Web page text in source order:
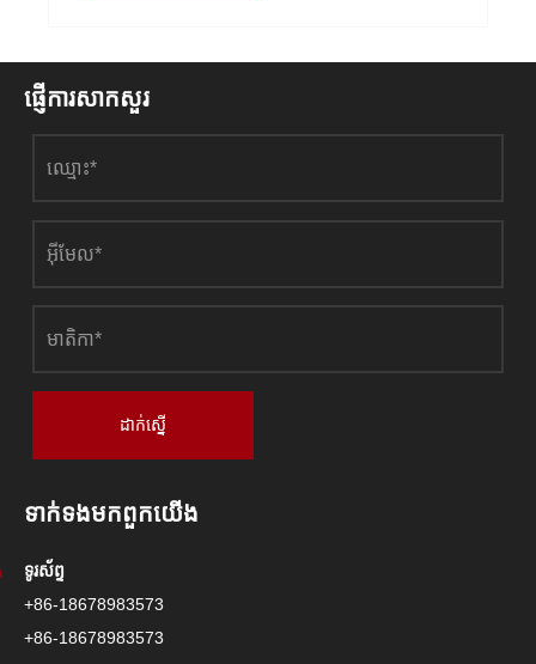
ផ្ញើការសាកសួរ
ដាក់ស្នើ
ទាក់ទង​មក​ពួក​យើង
ទូរស័ព្ទ
+86-18678983573
+86-18678983573